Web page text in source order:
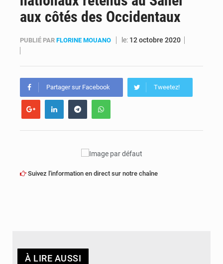
Processus de Doha : La RDC libère 15 prisonniers et réaffirme sa détermination à respecter ses engagements
Fiscalité numérique : Seules les startups bénéficient de l’exonération, mais l’arrêté interministériel reste en vigueur (Mise au point)
aux côtés des Occidentaux
PUBLIÉ PAR FLORINE MOUANO le: 12 octobre 2020
Partager sur Facebook Tweetez!
Suivez l'information en direct sur notre chaîne
À LIRE AUSSI